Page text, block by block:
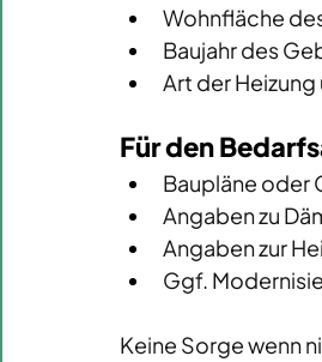
Wohnfläche
Baujahr des
Art der
Für den
Baupläne oder
Angaben zu
Angaben zur
Ggf.
Keine Sorge wenn